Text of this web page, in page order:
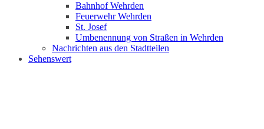
Bahnhof Wehrden
Feuerwehr Wehrden
St. Josef
Umbenennung von Straßen in Wehrden
Nachrichten aus den Stadtteilen
Sehenswert